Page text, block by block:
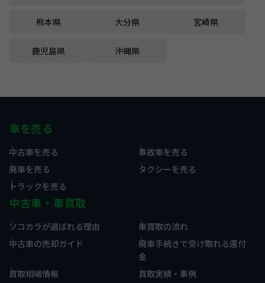
熊本県 大分県 宮崎県
鹿児島県 沖縄県
車を売る
中古車を売る
事故車を売る
廃車を売る
タクシーを売る
トラックを売る
中古車・車買取
ソコカラが選ばれる理由
車買取の流れ
中古車の売却ガイド
廃車手続きで受け取れる還付
金
買取相場情報
買取実績・事例